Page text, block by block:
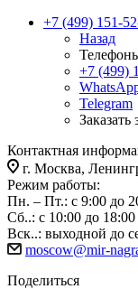
+7 (499) 151-
Назад
+7 (499)
Telegram
Заказать
Контактная
г. Москва,
Режим работы:
Пн. – Пт.: с 9:00 до
Сб..: с 10:00 до 18:00
Вск..: выходной до
moscow@mir-
Поделиться